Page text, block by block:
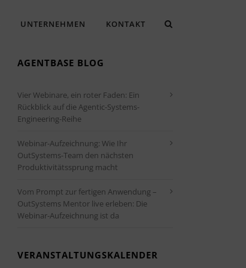
UNTERNEHMEN KONTAKT
AGENTBASE BLOG
Vier Webinare, ein roter Faden: Ein
Rückblick auf die Agentic-Systems-
Engineering-Reihe
Webinar-Aufzeichnung: Wie Ihr
OutSystems-Team den nächsten
Produktivitätssprung macht
Vom Prompt zur fertigen Anwendung –
OutSystems Mentor live erleben: Die
Webinar-Aufzeichnung ist da
VERANSTALTUNGSKALENDER